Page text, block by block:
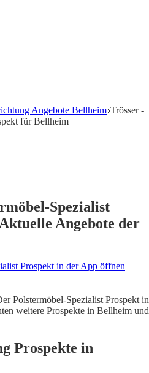
Angebote Bellheim Trösser -
für Bellheim
Spezialist
Angebote der
Prospekt in der App öffnen
Polstermöbel-Spezialist Prospekt in
weitere Prospekte in Bellheim und
Prospekte in